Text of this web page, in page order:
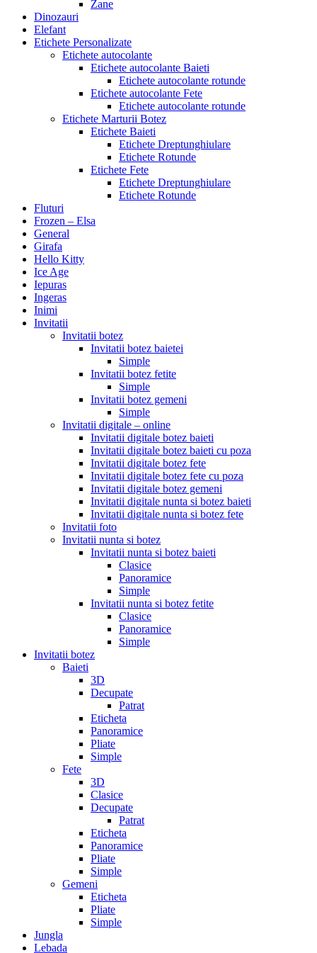
Zane
Dinozauri
Elefant
Etichete Personalizate
Etichete autocolante
Etichete autocolante Baieti
Etichete autocolante rotunde
Etichete autocolante Fete
Etichete autocolante rotunde
Etichete Marturii Botez
Etichete Baieti
Etichete Dreptunghiulare
Etichete Rotunde
Etichete Fete
Etichete Dreptunghiulare
Etichete Rotunde
Fluturi
Frozen – Elsa
General
Girafa
Hello Kitty
Ice Age
Iepuras
Ingeras
Inimi
Invitatii
Invitatii botez
Invitatii botez baietei
Simple
Invitatii botez fetite
Simple
Invitatii botez gemeni
Simple
Invitatii digitale – online
Invitatii digitale botez baieti
Invitatii digitale botez baieti cu poza
Invitatii digitale botez fete
Invitatii digitale botez fete cu poza
Invitatii digitale botez gemeni
Invitatii digitale nunta si botez baieti
Invitatii digitale nunta si botez fete
Invitatii foto
Invitatii nunta si botez
Invitatii nunta si botez baieti
Clasice
Panoramice
Simple
Invitatii nunta si botez fetite
Clasice
Panoramice
Simple
Invitatii botez
Baieti
3D
Decupate
Patrat
Eticheta
Panoramice
Pliate
Simple
Fete
3D
Clasice
Decupate
Patrat
Eticheta
Panoramice
Pliate
Simple
Gemeni
Eticheta
Pliate
Simple
Jungla
Lebada